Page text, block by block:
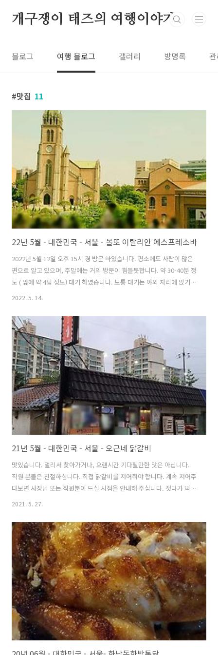
개구쟁이 태즈의 여행이야기
블로그 여행 블로그 갤러리 방명록
맛집 11
22년 5월 - 대한민국 - 서울 - 몰또 이탈리안 에스프레소바
2022년 5월 12일 오후 15시 경 방문 하였습니다. 평소에도 사람이 많은
편으로 알고 있으며, 주말에는 거의 방문이 힘들듯합니다. 약 30-40분 정
도 ( 앞에 약 4팀 정도) 대기 하였습니다. 보통 대기는 야외 자리에 앉기
위한 대기이며, 내부에 서서 드실수 있는 공간에서는 대기를 하지 않을
뒷 팀에게 자리가 양보 됩니다. 혼자 방문하셔도 동일한 자리를 배정 받
습니다. ( 차별이 없습니다. ) 명동성당의 전경이 좋습니다. 다만 그것 뿐
입니다. 직원분들은 친절합니다. 로드뷰길찾기지도 크게 보기
2022. 5. 14.
21년 5월 - 대한민국 - 서울 - 오근네 닭갈비
맛있습니다. 멀리서 찾아가거나, 오랜시간 기다릴만한 맛은 아닙니다.
직원 분들은 친절하십니다. 직접 닭갈비를 저어줘야 합니다. 계속 저어주
다보면 사장님 또는 직원분이 드실 시점을 안내해 주십니다. 젓다가 떡부
터 드시면 사장님께서 드시면 안된다고 안내해 주십니다. 로드뷰길찾기
2021. 5. 27.